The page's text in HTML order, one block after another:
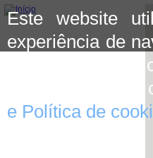
Este website
experiência de
aceitar o uso
mais
e Política de